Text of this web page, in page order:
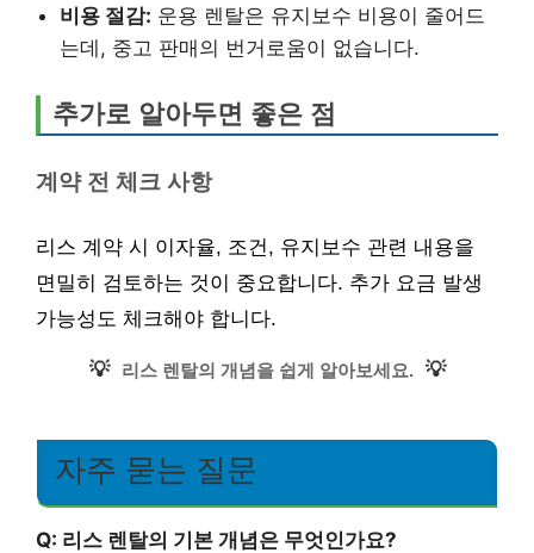
비용 절감: 운용 렌탈은 유지보수 비용이 줄어드
는데, 중고 판매의 번거로움이 없습니다.
추가로 알아두면 좋은 점
계약 전 체크 사항
리스 계약 시 이자율, 조건, 유지보수 관련 내용을
면밀히 검토하는 것이 중요합니다. 추가 요금 발생
가능성도 체크해야 합니다.
💡 리스 렌탈의 개념을 쉽게 알아보세요. 💡
자주 묻는 질문
Q: 리스 렌탈의 기본 개념은 무엇인가요?